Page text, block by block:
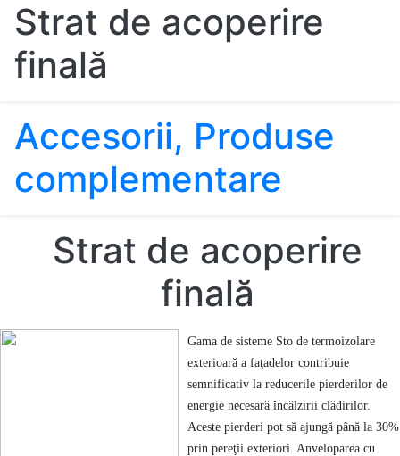
Strat de acoperire
finală
Accesorii, Produse
complementare
Strat de acoperire
finală
Gama de sisteme Sto de termoizolare
exterioară a faţadelor contribuie
semnificativ la reducerile pierderilor de
energie necesară încălzirii clădirilor.
Aceste pierderi pot să ajungă până la 30%
prin pereţii exteriori. Anveloparea cu